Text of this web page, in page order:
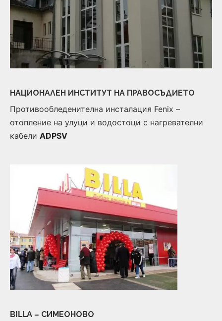
НАЦИОНАЛЕН ИНСТИТУТ НА ПРАВОСЪДИЕТО
Противообледенителна инсталация Fenix –
отопление на улуци и водостоци с нагревателни
кабели ADPSV
BILLA – СИМЕОНОВО